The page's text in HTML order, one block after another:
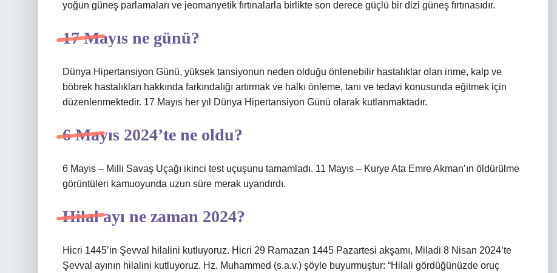
yoğun güneş parlamaları ve jeomanyetik fırtınalarla birlikte son derece güçlü bir dizi güneş fırtınasıdır.
17 Mayıs ne günü?
Dünya Hipertansiyon Günü, yüksek tansiyonun neden olduğu önlenebilir hastalıklar olan inme, kalp ve
böbrek hastalıkları hakkında farkındalığı artırmak ve halkı önleme, tanı ve tedavi konusunda eğitmek için
düzenlenmektedir. 17 Mayıs her yıl Dünya Hipertansiyon Günü olarak kutlanmaktadır.
6 Mayıs 2024’te ne oldu?
6 Mayıs – Milli Savaş Uçağı ikinci test uçuşunu tamamladı. 11 Mayıs – Kurye Ata Emre Akman’ın öldürülme
görüntüleri kamuoyunda uzun süre merak uyandırdı.
Hilal ayı ne zaman 2024?
Hicri 1445’in Şevval hilalini kutluyoruz. Hicri 29 Ramazan 1445 Pazartesi akşamı, Miladi 8 Nisan 2024’te
Şevval ayının hilalini kutluyoruz. Hz. Muhammed (s.a.v.) şöyle buyurmuştur: “Hilali gördüğünüzde oruç